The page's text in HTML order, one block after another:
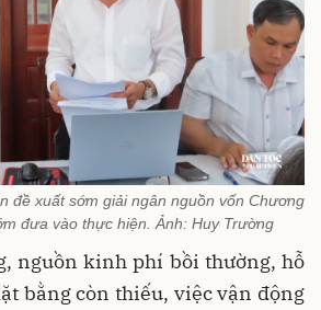
đề xuất sớm giải ngân nguồn vốn Chương
đưa vào thực hiện. Ảnh: Huy Trường
nguồn kinh phí bồi thường, hỗ
bằng còn thiếu, việc vận động